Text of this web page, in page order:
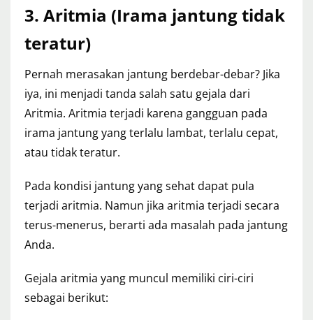
3. Aritmia (Irama jantung tidak
teratur)
Pernah merasakan jantung berdebar-debar? Jika
iya, ini menjadi tanda salah satu gejala dari
Aritmia. Aritmia terjadi karena gangguan pada
irama jantung yang terlalu lambat, terlalu cepat,
atau tidak teratur.
Pada kondisi jantung yang sehat dapat pula
terjadi aritmia. Namun jika aritmia terjadi secara
terus-menerus, berarti ada masalah pada jantung
Anda.
Gejala aritmia yang muncul memiliki ciri-ciri
sebagai berikut: